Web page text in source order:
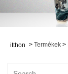
itthon > Termékek >